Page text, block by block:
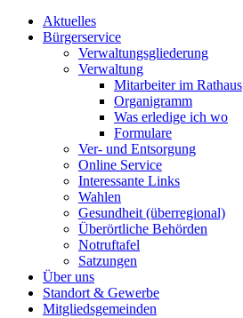
Aktuelles
Bürgerservice
Verwaltungsgliederung
Verwaltung
Mitarbeiter im Rathaus
Organigramm
Was erledige ich wo
Formulare
Ver- und Entsorgung
Online Service
Interessante Links
Wahlen
Gesundheit (überregional)
Überörtliche Behörden
Notruftafel
Satzungen
Über uns
Standort & Gewerbe
Mitgliedsgemeinden